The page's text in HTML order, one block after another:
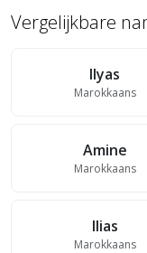
Vergelijkbare
Ilyas
Marokkaans
Amine
Marokkaans
Ilias
Marokkaans